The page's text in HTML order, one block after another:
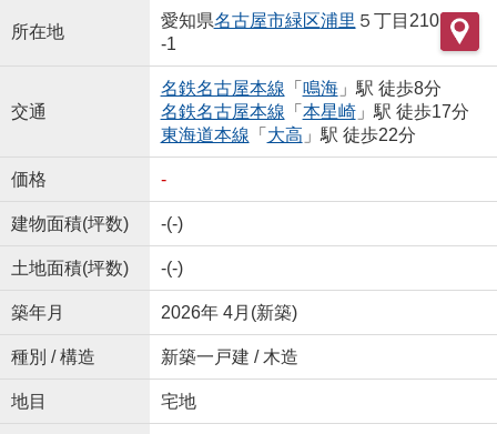
所在地
愛知県名古屋市緑区浦里 ５丁目210
-1
交通
名鉄名古屋本線 「 鳴海」駅 徒歩8分
名鉄名古屋本線 「 本星崎」駅 徒歩17分
東海道本線 「 大高 」駅 徒歩22分
価格 -
建物面積(坪数) -(-)
土地面積(坪数) -(-)
築年月 2026年 4月(新築)
種別 / 構造 新築一戸建 / 木造
地目 宅地